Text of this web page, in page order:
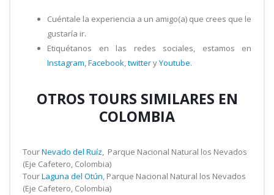
Cuéntale la experiencia a un amigo(a) que crees que le
gustaría ir.
Etiquétanos en las redes sociales, estamos en
Instagram,Facebook,twitteryYoutube.
OTROS TOURS SIMILARES EN
COLOMBIA
TourNevado del Ruíz, Parque Nacional Natural los Nevados
(Eje Cafetero, Colombia)
TourLaguna del Otún, Parque Nacional Natural los Nevados
(Eje Cafetero, Colombia)